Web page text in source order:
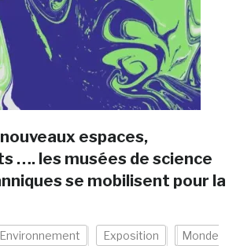
espaces,
…. les musées de science
se mobilisent pour la
Environnement Exposition Monde